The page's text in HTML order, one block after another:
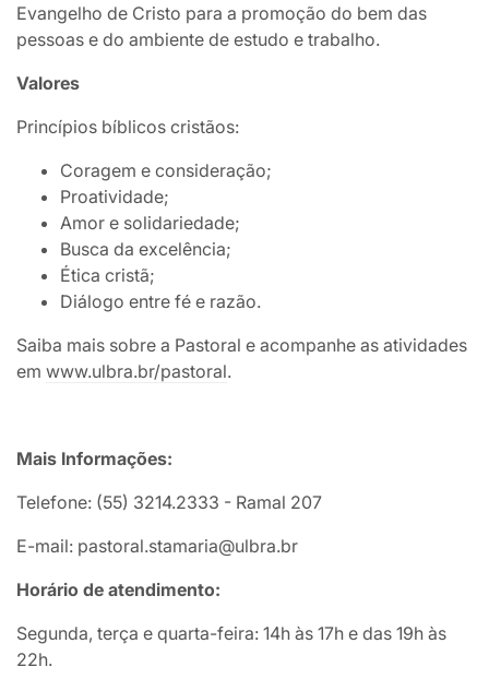
Evangelho de Cristo para a promoção do bem das
pessoas e do ambiente de estudo e trabalho.
Valores
Princípios bíblicos cristãos:
Coragem e consideração;
Proatividade;
Amor e solidariedade;
Busca da excelência;
Ética cristã;
Diálogo entre fé e razão.
Saiba mais sobre a Pastoral e acompanhe as atividades
em www.ulbra.br/pastoral.
Mais Informações:
Telefone: (55) 3214.2333 - Ramal 207
E-mail: pastoral.stamaria@ulbra.br
Horário de atendimento:
Segunda, terça e quarta-feira: 14h às 17h e das 19h às
22h.